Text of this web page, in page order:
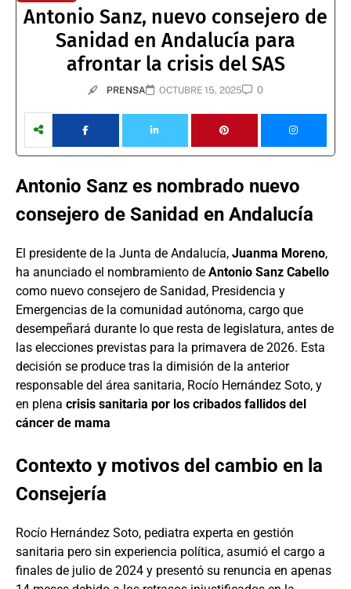
Antonio Sanz, nuevo consejero de
Sanidad en Andalucía para
afrontar la crisis del SAS
PRENSA OCTUBRE 15, 2025 0
Antonio Sanz es nombrado nuevo
consejero de Sanidad en Andalucía
El presidente de la Junta de Andalucía, Juanma Moreno,
ha anunciado el nombramiento de Antonio Sanz Cabello
como nuevo consejero de Sanidad, Presidencia y
Emergencias de la comunidad autónoma, cargo que
desempeñará durante lo que resta de legislatura, antes de
las elecciones previstas para la primavera de 2026. Esta
decisión se produce tras la dimisión de la anterior
responsable del área sanitaria, Rocío Hernández Soto, y
en plena crisis sanitaria por los cribados fallidos del
cáncer de mama
Contexto y motivos del cambio en la
Consejería
Rocío Hernández Soto, pediatra experta en gestión
sanitaria pero sin experiencia política, asumió el cargo a
finales de julio de 2024 y presentó su renuncia en apenas